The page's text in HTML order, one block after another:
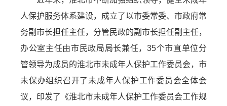
人保护服务体系建设，成立了以市委常委、市政府常
务副市长担任主任，分管民政的副市长担任副主任，
办公室主任由市民政局局长兼任，35个市直单位分
管领导为成员的淮北市未成年人保护工作委员会，市
未保办组织召开了未成年人保护工作委员会全体会
议，印发了《淮北市未成年人保护工作委员会工作规